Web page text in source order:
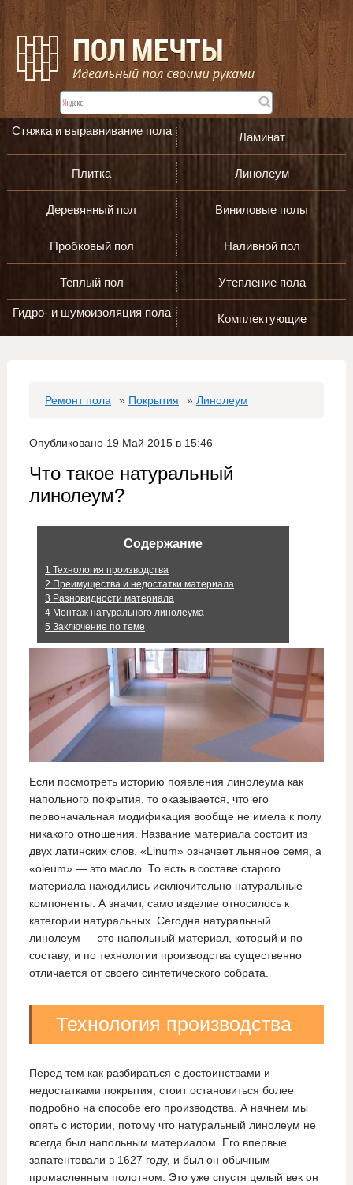
Стяжка и выравнивание пола Ламинат
Плитка Линолеум
Деревянный пол Виниловые полы
Пробковый пол Наливной пол
Теплый пол Утепление пола
Гидро- и шумоизоляция пола Комплектующие
Ремонт пола » Покрытия » Линолеум
Опубликовано 19 Май 2015 в 15:46
Что такое натуральный
линолеум?
Содержание
1 Технология производства
2 Преимущества и недостатки материала
3 Разновидности материала
4Монтаж натурального линолеума
5 Заключение по теме
Если посмотреть историю появления линолеума как
напольного покрытия, то оказывается, что его
первоначальная модификация вообще не имела к полу
никакого отношения. Название материала состоит из
двух латинских слов. «Linum» означает льняное семя, а
«oleum» — это масло. То есть в составе старого
материала находились исключительно натуральные
компоненты. А значит, само изделие относилось к
категории натуральных. Сегодня натуральный
линолеум — это напольный материал, который и по
составу, и по технологии производства существенно
отличается от своего синтетического собрата.
Технология производства
Перед тем как разбираться с достоинствами и
недостатками покрытия, стоит остановиться более
подробно на способе его производства. А начнем мы
опять с истории, потому что натуральный линолеум не
всегда был напольным материалом. Его впервые
запатентовали в 1627 году, и был он обычным
промасленным полотном. Это уже спустя целый век он